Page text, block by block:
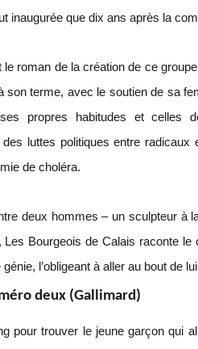
inaugurée que dix ans après la
le roman de la création de ce
son terme, avec le soutien de sa
propres habitudes et celles
luttes politiques entre radicaux
de choléra.
deux hommes – un sculpteur à
Les Bourgeois de Calais raconte le
l’obligeant à aller au bout de
deux (Gallimard)
pour trouver le jeune garçon qui